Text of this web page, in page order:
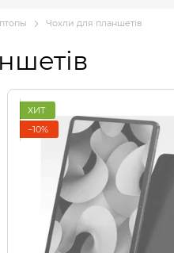
Чохли для планшетів
ХИТ
−10%